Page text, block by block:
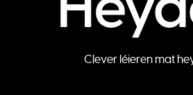
Clever léieren mat